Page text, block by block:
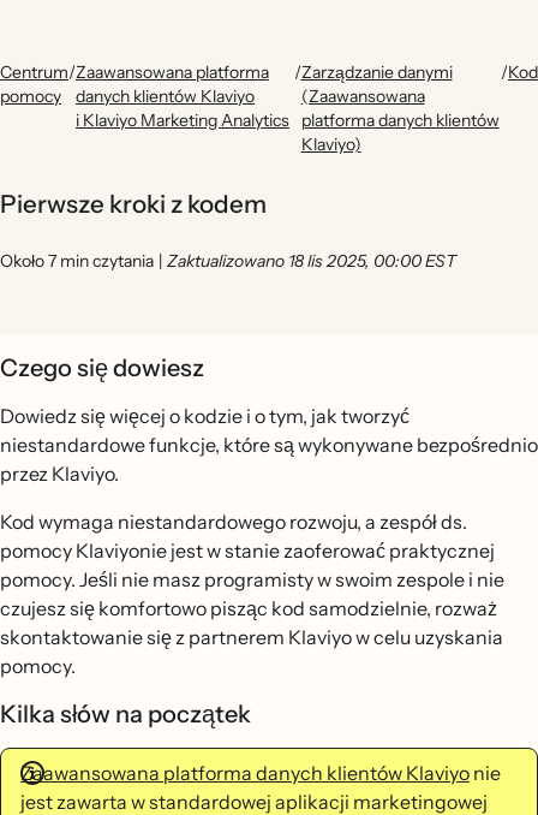
Centrum
pomocy
/Zaawansowana platforma
danych klientów Klaviyo
i Klaviyo Marketing Analytics
/Zarządzanie danymi
(Zaawansowana
platforma danych klientów
Klaviyo)
/Kod
Pierwsze kroki z kodem
Około 7 min czytania | Zaktualizowano 18 lis 2025, 00:00 EST
Czego się dowiesz
Dowiedz się więcej o kodzie i o tym, jak tworzyć
niestandardowe funkcje, które są wykonywane bezpośrednio
przez Klaviyo.
Kod wymaga niestandardowego rozwoju, a zespół ds.
pomocy Klaviyonie jest w stanie zaoferować praktycznej
pomocy. Jeśli nie masz programisty w swoim zespole i nie
czujesz się komfortowo pisząc kod samodzielnie, rozważ
skontaktowanie się z partnerem Klaviyo w celu uzyskania
pomocy.
Kilka słów na początek
Zaawansowana platforma danych klientów Klaviyo nie
jest zawarta w standardowej aplikacji marketingowej